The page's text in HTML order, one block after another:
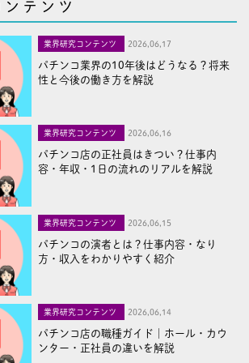
テンツ
業界研究コンテンツ 2026,06,17
パチンコ業界の10年後はどうなる？将来
性と今後の働き方を解説
業界研究コンテンツ 2026,06,16
パチンコ店の正社員はきつい？仕事内
容・年収・1日の流れのリアルを解説
業界研究コンテンツ 2026,06,15
パチンコの演者とは？仕事内容・なり
方・収入をわかりやすく紹介
業界研究コンテンツ 2026,06,14
パチンコ店の職種ガイド｜ホール・カウ
ンター・正社員の違いを解説